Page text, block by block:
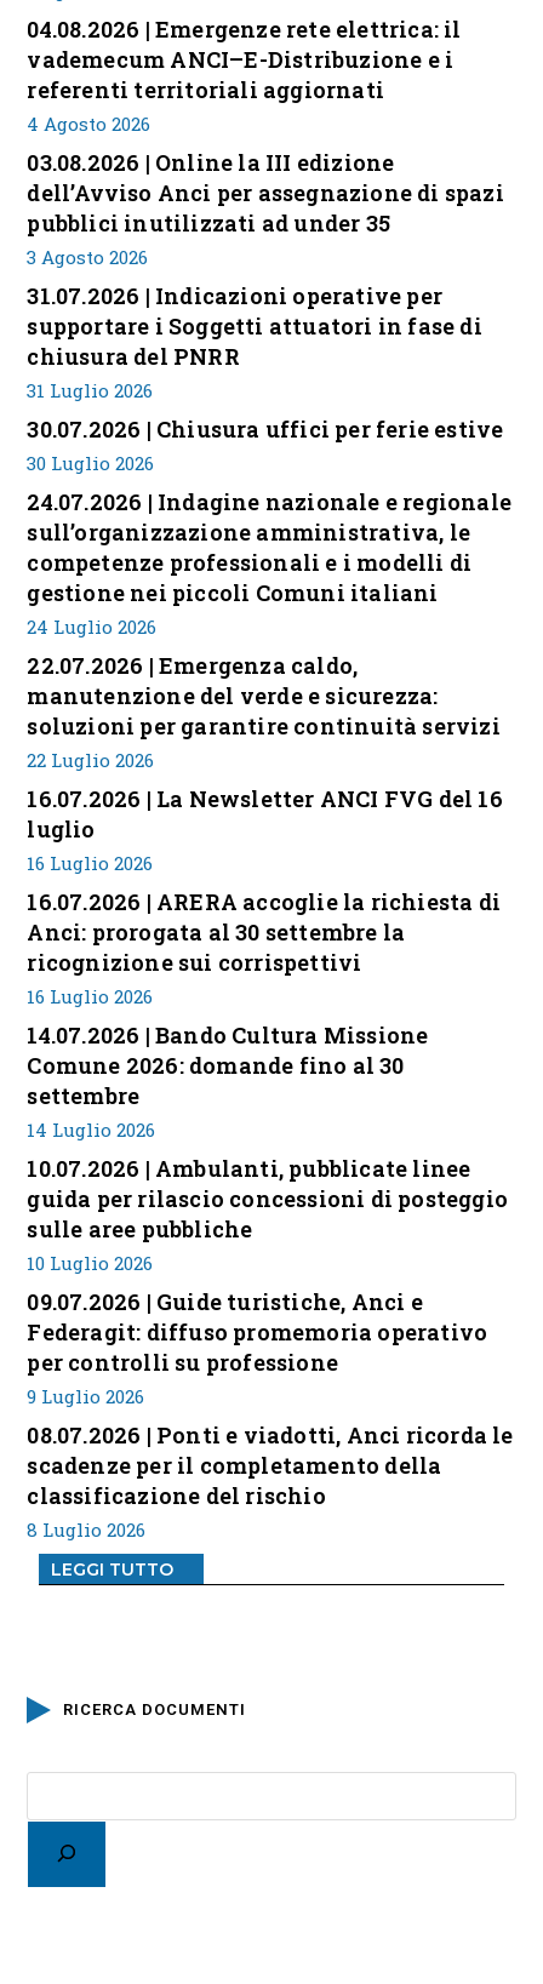
04.08.2026 | Emergenze rete elettrica: il
vademecum ANCI–E-Distribuzione e i
referenti territoriali aggiornati
4 Agosto 2026
03.08.2026 | Online la III edizione
dell’Avviso Anci per assegnazione di spazi
pubblici inutilizzati ad under 35
3 Agosto 2026
31.07.2026 | Indicazioni operative per
supportare i Soggetti attuatori in fase di
chiusura del PNRR
31 Luglio 2026
30.07.2026 | Chiusura uffici per ferie estive
30 Luglio 2026
24.07.2026 | Indagine nazionale e regionale
sull’organizzazione amministrativa, le
competenze professionali e i modelli di
gestione nei piccoli Comuni italiani
24 Luglio 2026
22.07.2026 | Emergenza caldo,
manutenzione del verde e sicurezza:
soluzioni per garantire continuità servizi
22 Luglio 2026
16.07.2026 | La Newsletter ANCI FVG del 16
luglio
16 Luglio 2026
16.07.2026 | ARERA accoglie la richiesta di
Anci: prorogata al 30 settembre la
ricognizione sui corrispettivi
16 Luglio 2026
14.07.2026 | Bando Cultura Missione
Comune 2026: domande fino al 30
settembre
14 Luglio 2026
10.07.2026 | Ambulanti, pubblicate linee
guida per rilascio concessioni di posteggio
sulle aree pubbliche
10 Luglio 2026
09.07.2026 | Guide turistiche, Anci e
Federagit: diffuso promemoria operativo
per controlli su professione
9 Luglio 2026
08.07.2026 | Ponti e viadotti, Anci ricorda le
scadenze per il completamento della
classificazione del rischio
8 Luglio 2026
LEGGI TUTTO
RICERCA DOCUMENTI